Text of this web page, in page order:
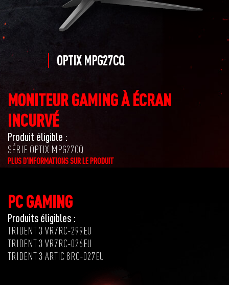
OPTIX MPG27CQ
MONITEUR GAMING À ÉCRAN
INCURVÉ
Produit éligible :
SÉRIE OPTIX MPG27CQ
PLUS D'INFORMATIONS SUR LE PRODUIT
PC GAMING
Produits éligibles :
TRIDENT 3 VR7RC-299EU
TRIDENT 3 VR7RC-026EU
TRIDENT 3 ARTIC 8RC-027EU